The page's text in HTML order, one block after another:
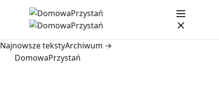
Najnowsze tekstyArchiwum →
DomowaPrzystań